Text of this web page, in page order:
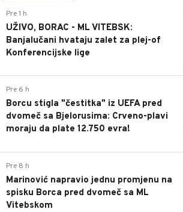
Pre 1 h
UŽIVO, BORAC - ML VITEBSK:
Banjalučani hvataju zalet za plej-of
Konferencijske lige
Pre 6 h
Borcu stigla "čestitka" iz UEFA pred
dvomeč sa Bjelorusima: Crveno-plavi
moraju da plate 12.750 evra!
Pre 8 h
Marinović napravio jednu promjenu na
spisku Borca pred dvomeč sa ML
Vitebskom